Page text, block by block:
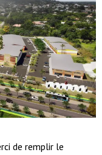
de remplir le